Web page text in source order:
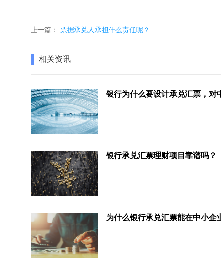
上一篇： 票据承兑人承担什么责任呢？
相关资讯
银行承兑汇票理财项目靠谱吗？